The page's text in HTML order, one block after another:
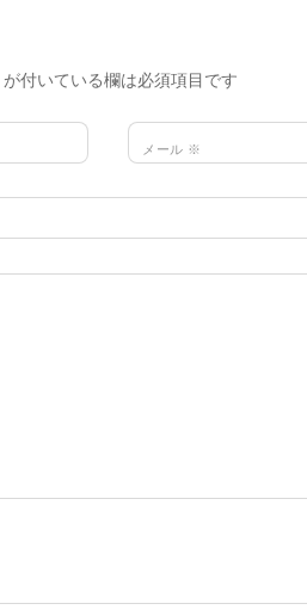
が付いている欄は必須項目です
メール ※